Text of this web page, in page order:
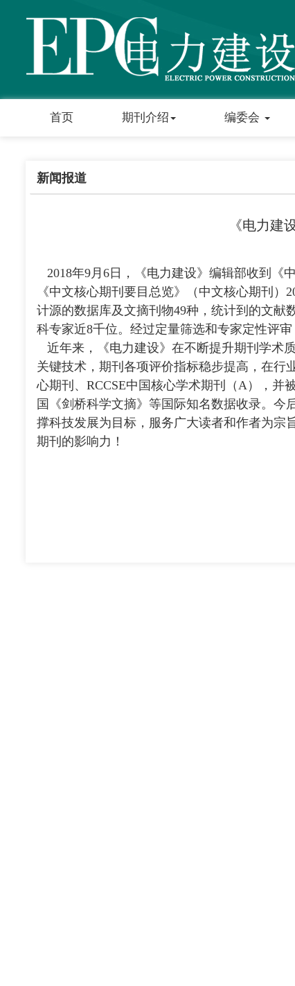
首页 期刊介绍 编委会
新闻报道
《电力建
2018年9月6日，《电力建设》编辑部收到《
《中文核心期刊要目总览》（中文核心期刊
计源的数据库及文摘刊物49种，统计到的文献
科专家近8千位。经过定量筛选和专家定性评
近年来，《电力建设》在不断提升期刊学术
关键技术，期刊各项评价指标稳步提高，在行
心期刊、 RCCSE中国核心学术期刊（A），并
国《剑桥科学文摘》等国际知名数据收录。
撑科技发展为目标，服务广大读者和作者为宗
期刊的影响力！